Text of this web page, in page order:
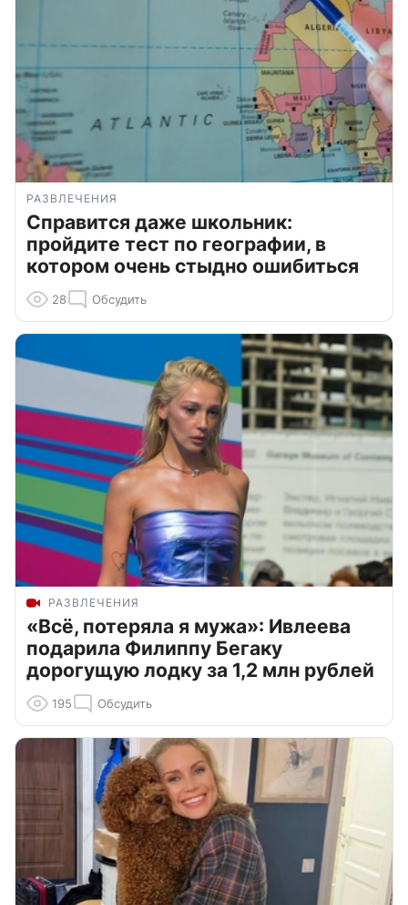
РАЗВЛЕЧЕНИЯ
Справится даже школьник:
пройдите тест по географии, в
котором очень стыдно ошибиться
28 Обсудить
РАЗВЛЕЧЕНИЯ
«Всё, потеряла я мужа»: Ивлеева
подарила Филиппу Бегаку
дорогущую лодку за 1,2 млн рублей
195 Обсудить